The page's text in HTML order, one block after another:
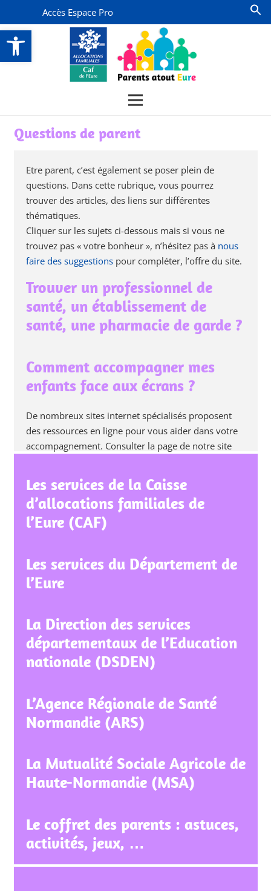
Ouvrir la barre d’outils
Accès Espace Pro
Questions de parent
Etre parent, c’est également se poser plein de
questions. Dans cette rubrique, vous pourrez
trouver des articles, des liens sur différentes
thématiques.
Cliquer sur les sujets ci-dessous mais si vous ne
trouvez pas « votre bonheur », n’hésitez pas à nous
faire des suggestionspour compléter, l’offre du site.
Trouver un professionnel de
santé, un établissement de
santé, une pharmacie de garde ?
Comment accompagner mes
enfants face aux écrans ?
De nombreux sites internet spécialisés proposent
des ressources en ligne pour vous aider dans votre
accompagnement. Consulter la page de notre site
Les services de la Caisse
d’allocations familiales de
l’Eure (CAF)
Les services du Département de
l’Eure
La Direction des services
départementaux de l’Education
nationale (DSDEN)
L’Agence Régionale de Santé
Normandie (ARS)
La Mutualité Sociale Agricole de
Haute-Normandie (MSA)
Le coffret des parents : astuces,
activités, jeux, …